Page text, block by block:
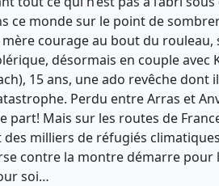
ce monde sur le point de
mère courage au bout du
désormais en couple
15 ans, une ado revêche dont
Perdu entre Arras et
part! Mais sur les routes de
milliers de réfugiés
contre la montre démarre pour
soi…